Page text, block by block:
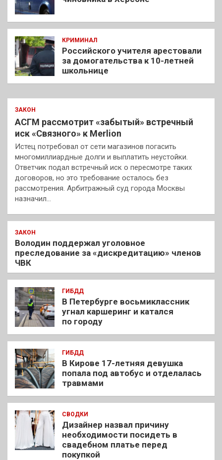
КРИМИНАЛ
Российского учителя арестовали
за домогательства к 10-летней
школьнице
ЗАКОН
АСГМ рассмотрит «забытый» встречный
иск «Связного» к Merlion
Истец потребовал от сети магазинов погасить
многомиллиардные долги и выплатить неустойки.
Ответчик подал встречный иск о пересмотре таких
договоров, но это требование осталось без
рассмотрения. Арбитражный суд города Москвы
назначил…
ЗАКОН
Володин поддержал уголовное
преследование за «дискредитацию» членов
ЧВК
ГИБДД
В Петербурге восьмиклассник
угнал каршеринг и катался
по городу
ГИБДД
В Кирове 17-летняя девушка
попала под автобус и отделалась
травмами
СВОДКИ
Дизайнер назвал причину
необходимости посидеть в
свадебном платье перед
покупкой